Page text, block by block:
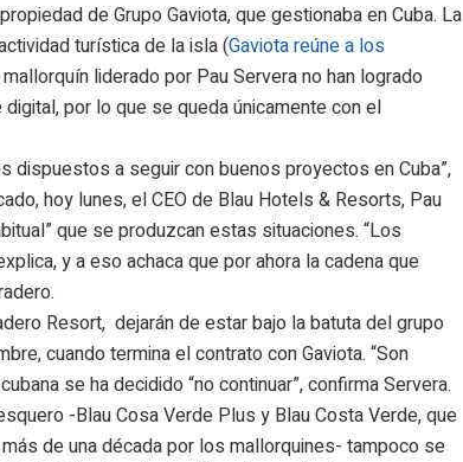
de Grupo Gaviota, que gestionaba en Cuba. La
turística de la isla (Gaviota reúne a los
liderado por Pau Servera no han logrado
por lo que se queda únicamente con el
dispuestos a seguir con buenos proyectos en Cuba”,
hoy lunes, el CEO de Blau Hotels & Resorts, Pau
que se produzcan estas situaciones. “Los
y a eso achaca que por ahora la cadena que
Resort, dejarán de estar bajo la batuta del grupo
cuando termina el contrato con Gaviota. “Son
se ha decidido “no continuar”, confirma Servera.
-Blau Cosa Verde Plus y Blau Costa Verde, que
de una década por los mallorquines- tampoco se